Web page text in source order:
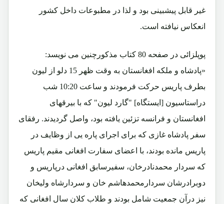
غیر قابل پیشبینی بود و لذا در مطبوعات داخل کشور
انعکاس نیافته است.
پوپلزائی در صفحه 80 کتاب مذکورچنین می نویسد:
«پادشاه و ملکه افغانستان به وقت ظهر 15 دلو از لیون
بطرف پاریس حرکت فرمودند و ساعت 10:20 شب
دراستاسیون [ایستگاه] "گارد لیون" که با بیرقهای
افغانستان و فرانسه تزئین یافته بود، واصل گردیدند. رفقای
سفر پادشاه غازی که برای اجرای پاره یی از وظایف در
پاریس مانده بودند، با اعضای سفارت افغانی مقیم پاریس
که سردار محمدنادرخان، سفیرسابق افغانی درپاریس و
دوبرادرشان سردارمحمدهاشم خان و سردارشاه ولیخان
نیز درآن جمعیت شامل بودند و طلاب کلان سال افغانی که